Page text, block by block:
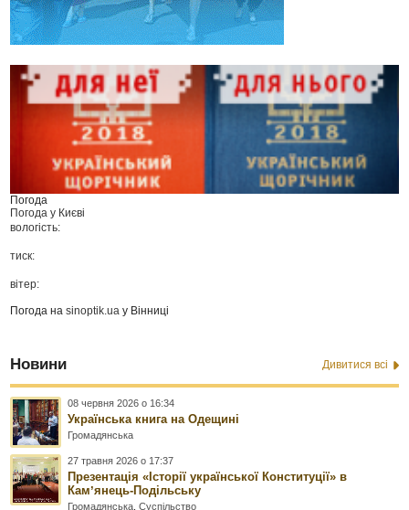
Погода
Погода у Києві
вологість:
тиск:
вітер:
Погода наsinoptik.ua у Вінниці
Новини Дивитися всі
08 червня 2026 о 16:34
Українська книга на Одещині
Громадянська
27 травня 2026 о 17:37
Презентація «Історії української Конституції» в
Камʼянець-Подільську
Громадянська ,Суспільство